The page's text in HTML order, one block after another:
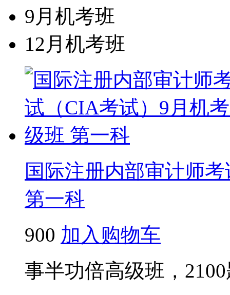
9月机考班
12月机考班
国际注册内部审计师
第一科
900 加入购物车
事半功倍高级班，